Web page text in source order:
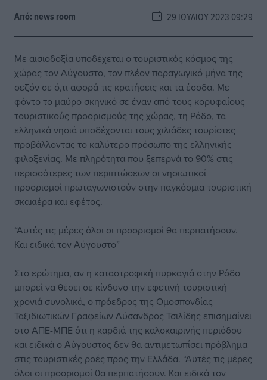
Από: news room 29 ΙΟΥΛΊΟΥ 2023 09:29
Με αισιοδοξία υποδέχεται ο τουριστικός κόσμος της
χώρας τον Αύγουστο, τον πλέον παραγωγικό μήνα της
σεζόν σε ό,τι αφορά τις κρατήσεις και τα έσοδα. Με
φόντο το μαύρο σκηνικό σε έναν από τους κορυφαίους
τουριστικούς προορισμούς της χώρας, τη Ρόδο, τα
ελληνικά νησιά υποδέχονται τους χιλιάδες τουρίστες
προβάλλοντας το καλύτερο πρόσωπο της ελληνικής
φιλοξενίας. Με πληρότητα που ξεπερνά το 90% στις
περισσότερες των περιπτώσεων οι νησιωτικοί
προορισμοί πρωταγωνιστούν στην παγκόσμια τουριστική
σκακιέρα και εφέτος.
“Αυτές τις μέρες όλοι οι προορισμοί θα περπατήσουν.
Και ειδικά τον Αύγουστο”
Στο ερώτημα, αν η καταστροφική πυρκαγιά στην Ρόδο
μπορεί να θέσει σε κίνδυνο την εφετινή τουριστική
χρονιά συνολικά, ο πρόεδρος της Ομοσπονδίας
Ταξιδιωτικών Γραφείων Λύσανδρος Τσιλίδης επισημαίνει
στο ΑΠΕ-ΜΠΕ ότι η καρδιά της καλοκαιρινής περιόδου
και ειδικά ο Αύγουστος δεν θα αντιμετωπίσει πρόβλημα
στις τουριστικές ροές προς την Ελλάδα. “Αυτές τις μέρες
όλοι οι προορισμοί θα περπατήσουν. Και ειδικά τον